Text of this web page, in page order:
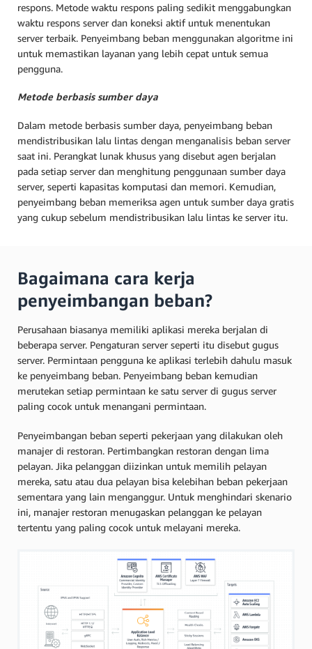
respons. Metode waktu respons paling sedikit menggabungkan
waktu respons server dan koneksi aktif untuk menentukan
server terbaik. Penyeimbang beban menggunakan algoritme ini
untuk memastikan layanan yang lebih cepat untuk semua
pengguna.
Metode berbasis sumber daya
Dalam metode berbasis sumber daya, penyeimbang beban
mendistribusikan lalu lintas dengan menganalisis beban server
saat ini. Perangkat lunak khusus yang disebut agen berjalan
pada setiap server dan menghitung penggunaan sumber daya
server, seperti kapasitas komputasi dan memori. Kemudian,
penyeimbang beban memeriksa agen untuk sumber daya gratis
yang cukup sebelum mendistribusikan lalu lintas ke server itu.
Bagaimana cara kerja
penyeimbangan beban?
Perusahaan biasanya memiliki aplikasi mereka berjalan di
beberapa server. Pengaturan server seperti itu disebut gugus
server. Permintaan pengguna ke aplikasi terlebih dahulu masuk
ke penyeimbang beban. Penyeimbang beban kemudian
merutekan setiap permintaan ke satu server di gugus server
paling cocok untuk menangani permintaan.
Penyeimbangan beban seperti pekerjaan yang dilakukan oleh
manajer di restoran. Pertimbangkan restoran dengan lima
pelayan. Jika pelanggan diizinkan untuk memilih pelayan
mereka, satu atau dua pelayan bisa kelebihan beban pekerjaan
sementara yang lain menganggur. Untuk menghindari skenario
ini, manajer restoran menugaskan pelanggan ke pelayan
tertentu yang paling cocok untuk melayani mereka.